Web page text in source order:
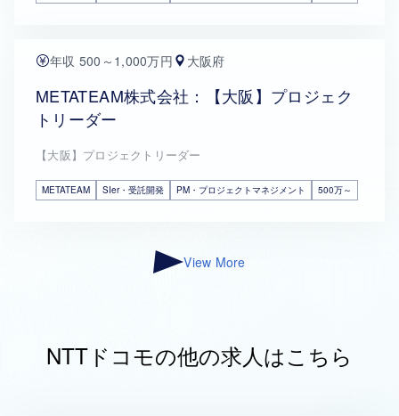
年収 500～1,000万円 大阪府
METATEAM株式会社：【大阪】プロジェク
トリーダー
【大阪】プロジェクトリーダー
METATEAM SIer・受託開発 PM・プロジェクトマネジメント 500万～
View More
NTTドコモの他の求人はこちら